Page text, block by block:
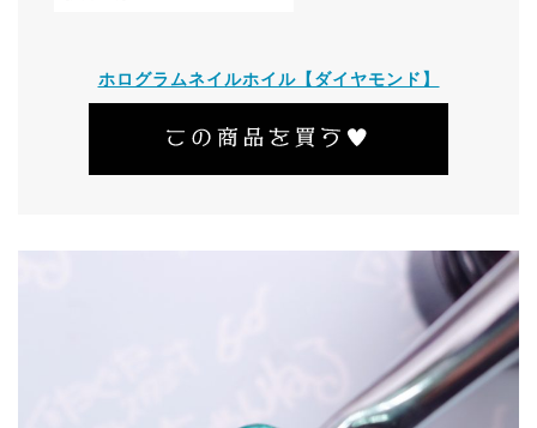
ホログラムネイルホイル【ダイヤモンド】